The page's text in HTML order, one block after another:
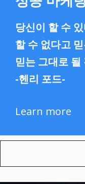
당신이 할 수
할 수 없다고
믿는 그대로 될
-헨리 포드-
Learn more
색